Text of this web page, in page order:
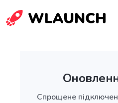
Спрощене